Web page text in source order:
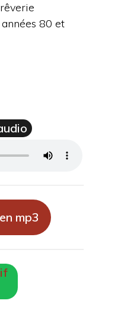
80 et
mp3